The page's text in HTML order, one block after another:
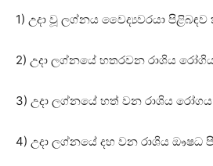
1) උදා වූ ලග්නය වෛද්‍යවරයා
2) උදා ලග්නයේ හතරවන රාශිය
3) උදා ලග්නයේ හත් වන රාශිය
4) උදා ලග්නයේ දහ වන රාශිය ඖෂධ